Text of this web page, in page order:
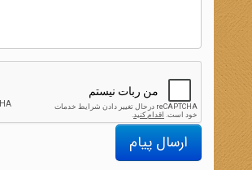
ارسال پیام